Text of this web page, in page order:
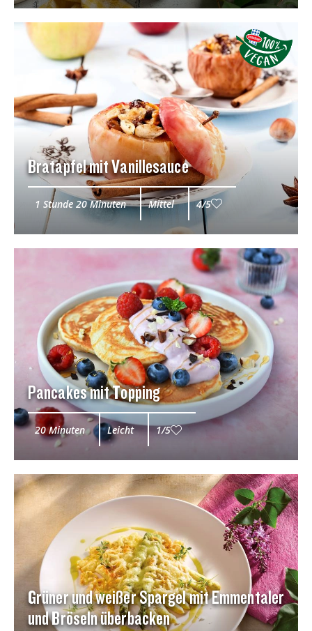
Bratapfel mit Vanillesauce
1 Stunde 20 Minuten Mittel 4/5
Pancakes mit Topping
20 Minuten Leicht 1/5
Grüner und weißer Spargel mit Emmentaler
und Bröseln überbacken